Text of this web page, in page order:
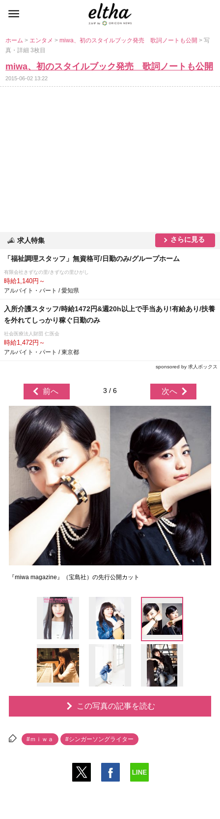
ホーム> エンタメ>miwa、初のスタイルブック発売 歌詞ノートも公開> 写
真・詳細 3枚目
miwa、初のスタイルブック発売 歌詞ノートも公開
2015-06-02 13:22
求人特集 さらに見る
「福祉調理スタッフ」無資格可/日勤のみ/グループホーム
有限会社きずなの里/きずなの里ひがし
時給1,140円～
アルバイト・パート / 愛知県
入所介護スタッフ/時給1472円&週20h以上で手当あり!有給あり/扶養
を外れてしっかり稼ぐ日勤のみ
社会医療法人財団 仁医会
時給1,472円～
アルバイト・パート / 東京都
sponsored by 求人ボックス
前へ 3 / 6 次へ
『miwa magazine』（宝島社）の先行公開カット
この写真の記事を読む
#ｍｉｗａ #シンガーソングライター